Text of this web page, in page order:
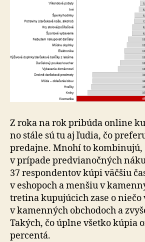
Z roka na rok pribúda online
no stále sú tu aj ľudia, čo
predajne. Mnohí to kombinujú,
v prípade predvianočných
37 respondentov kúpi väčšiu
v eshopoch a menšiu v
tretina kupujúcich zase o niečo
v kamenných obchodoch a
Takých, čo úplne všetko kúpia
percentá.